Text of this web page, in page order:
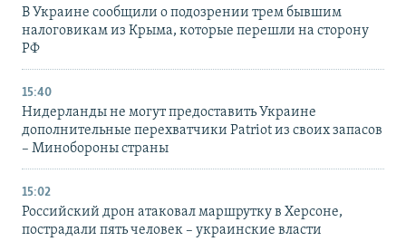
В Украине сообщили о подозрении трем бывшим
налоговикам из Крыма, которые перешли на сторону
РФ
15:40
Нидерланды не могут предоставить Украине
дополнительные перехватчики Patriot из своих запасов
– Минобороны страны
15:02
Российский дрон атаковал маршрутку в Херсоне,
пострадали пять человек – украинские власти